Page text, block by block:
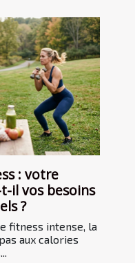
: votre
il vos besoins
?
fitness intense, la
aux calories